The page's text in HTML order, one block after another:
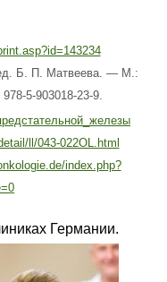
Б. П. Матвеева. — М.:
5-903018-23-9.
ll/043-022OL.html
index.php?
Германии.